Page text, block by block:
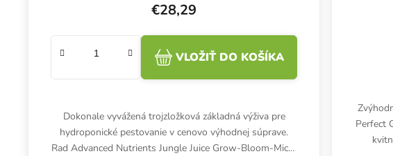
€28,29
VLOŽIŤ DO KOŠÍKA
Dokonale vyvážená trojzložková základná výživa pre
hydroponické pestovanie v cenovo výhodnej súprave.
Rad Advanced Nutrients Jungle Juice Grow-Bloom-Micro
Perfect